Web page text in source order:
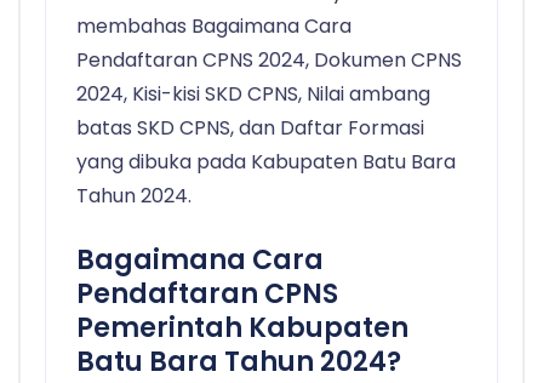
membahas Bagaimana Cara
Pendaftaran CPNS 2024, Dokumen CPNS
2024, Kisi-kisi SKD CPNS, Nilai ambang
batas SKD CPNS, dan Daftar Formasi
yang dibuka pada Kabupaten Batu Bara
Tahun 2024.
Bagaimana Cara
Pendaftaran CPNS
Pemerintah Kabupaten
Batu Bara Tahun 2024?